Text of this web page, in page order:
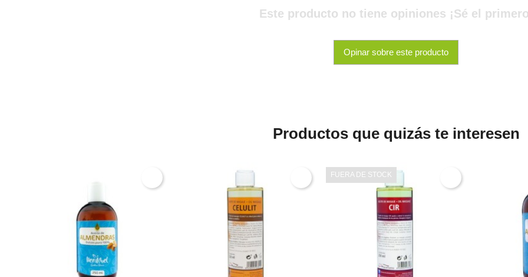
Este producto no tiene opiniones ¡Sé el
Opinar sobre este producto
Productos que quizás te interesen
FUERA DE STOCK